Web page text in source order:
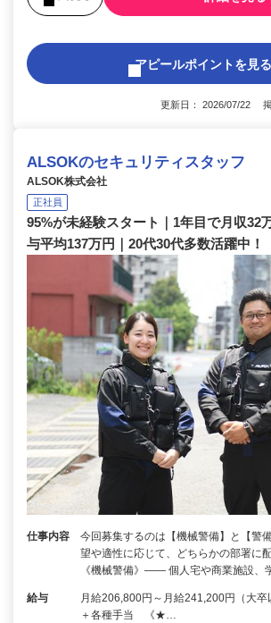
アピールポイントを見る
更新日： 2026/07/22
ALSOKのセキュリティスタッフ
ALSOK株式会社
正社員
95%が未経験スタート｜1年目で月収32
与平均137万円｜20代30代多数活躍中！
仕事内容
今回募集するのは【機械警備】と【警
望や適性に応じて、どちらかの部署
《機械警備》―― 個人宅や商業施設、
給与
月給206,800円～月給241,200円（大卒
＋各種手当 《★…